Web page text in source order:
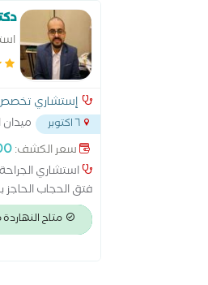
إستشاري
ميدان
سعر الكشف:
استشاري
فتق الحجاب الحاجز
الغدد الدرقية و
متاح النهاردة من